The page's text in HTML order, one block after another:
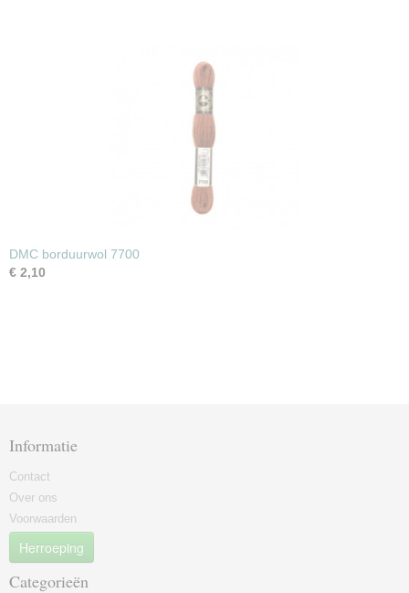
DMC borduurwol 7700
€ 2,10
Informatie
Contact
Over ons
Voorwaarden
Herroeping
Categorieën